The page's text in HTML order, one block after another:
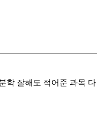
학 잘해도 적어준 과목